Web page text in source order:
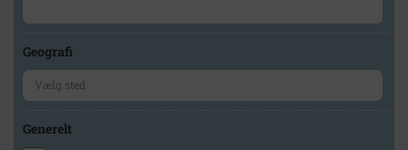
Geografi
Generelt